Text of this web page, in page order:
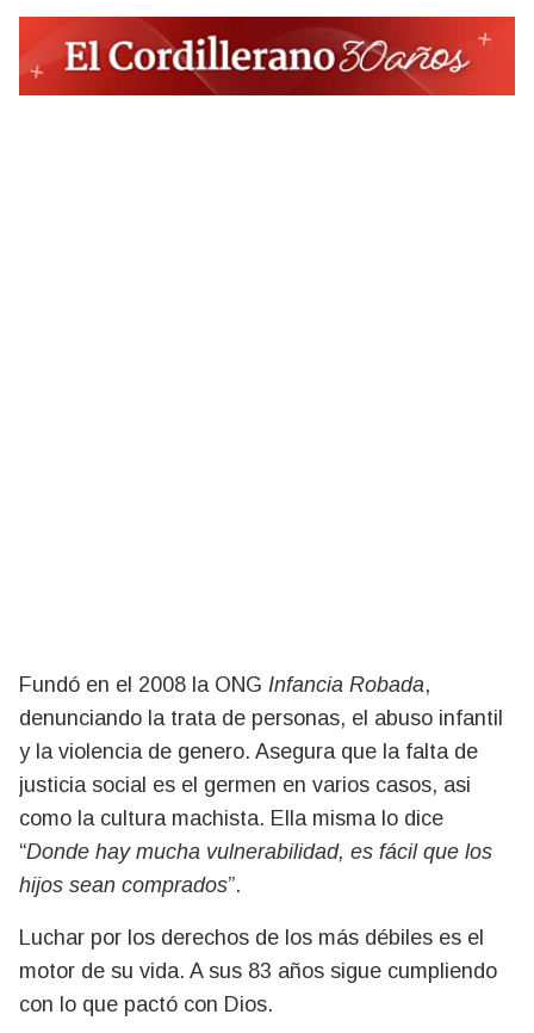
Fundó en el 2008 la ONG Infancia Robada,
denunciando la trata de personas, el abuso infantil
y la violencia de genero. Asegura que la falta de
justicia social es el germen en varios casos, asi
como la cultura machista. Ella misma lo dice
“Donde hay mucha vulnerabilidad, es fácil que los
hijos sean comprados”.
Luchar por los derechos de los más débiles es el
motor de su vida. A sus 83 años sigue cumpliendo
con lo que pactó con Dios.